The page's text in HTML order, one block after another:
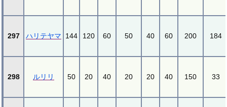
297 ハリテヤマ 144 120 60 50 40 60 200 184
298 ルリリ 50 20 40 20 20 40 150 33